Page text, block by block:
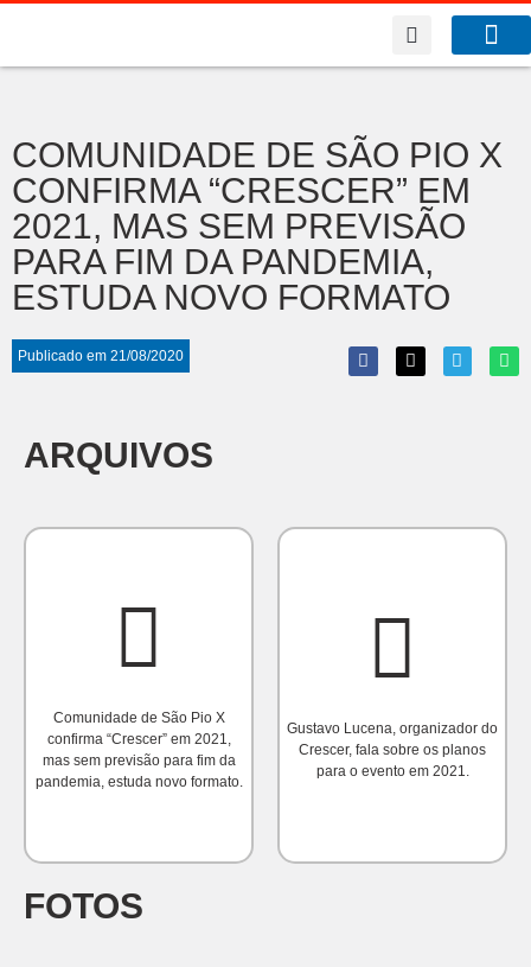
COMUNIDADE DE SÃO PIO X
CONFIRMA “CRESCER” EM
2021, MAS SEM PREVISÃO
PARA FIM DA PANDEMIA,
ESTUDA NOVO FORMATO
Publicado em 21/08/2020
ARQUIVOS
Comunidade de São Pio X
confirma “Crescer” em 2021,
mas sem previsão para fim da
pandemia, estuda novo formato.
Gustavo Lucena, organizador do
Crescer, fala sobre os planos
para o evento em 2021.
FOTOS